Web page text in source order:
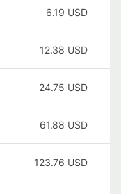
6.19 USD
12.38 USD
24.75 USD
61.88 USD
123.76 USD